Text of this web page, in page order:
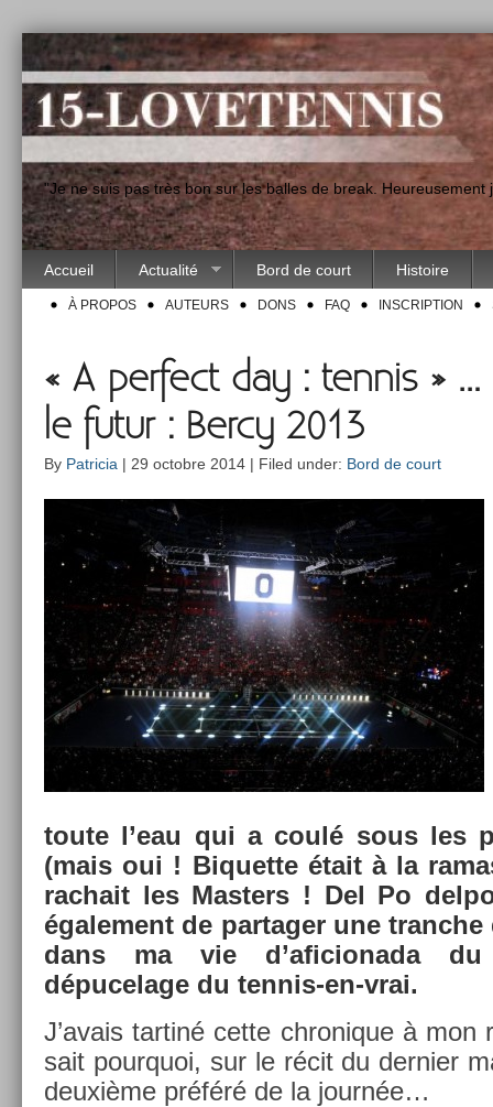
"Je ne suis pas très bon sur les balles de break.
Accueil Actualité Bord de court Histoire
À PROPOS AUTEURS DONS FAQ INSCRIPTION
« A perfect day : tennis » …
le futur : Bercy 2013
By Patricia | 29 octobre 2014 | Filed under: Bord de court
toute l’eau qui a coulé sous les
(mais oui ! Bi­quet­te était à la
rachait les Mast­ers ! Del Po
égale­ment de par­tag­er une
dans ma vie d’aficionada
dépucelage du tennis-en-vrai.
J’avais tar­tiné cette chronique à mon
sait pour­quoi, sur le récit du de­rni­er
deuxième préféré de la journée…